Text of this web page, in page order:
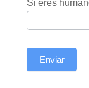
Si eres
Enviar